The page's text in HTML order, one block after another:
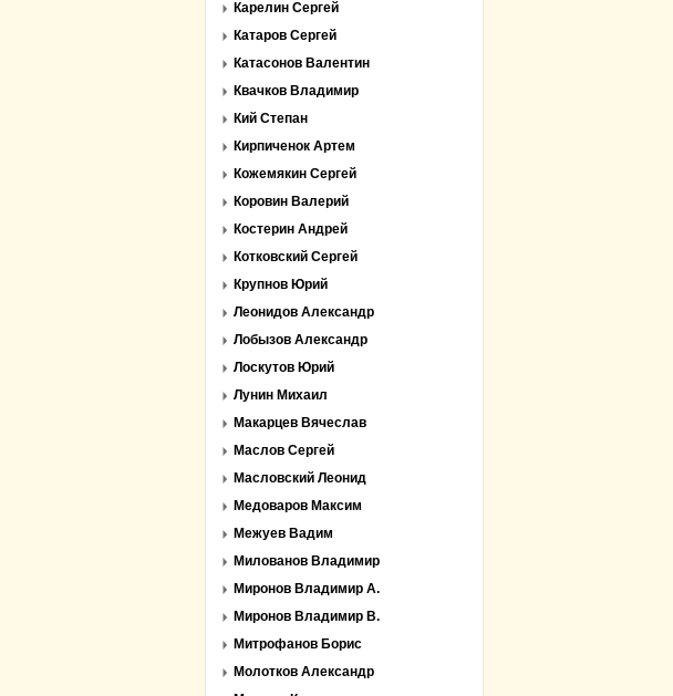
Карелин Сергей
Катаров Сергей
Катасонов Валентин
Квачков Владимир
Кий Степан
Кирпиченок Артем
Кожемякин Сергей
Коровин Валерий
Костерин Андрей
Котковский Сергей
Крупнов Юрий
Леонидов Александр
Лобызов Александр
Лоскутов Юрий
Лунин Михаил
Макарцев Вячеслав
Маслов Сергей
Масловский Леонид
Медоваров Максим
Межуев Вадим
Милованов Владимир
Миронов Владимир А.
Миронов Владимир В.
Митрофанов Борис
Молотков Александр